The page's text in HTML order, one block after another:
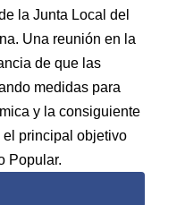
la Junta Local del
Una reunión en la
de que las
medidas para
y la consiguiente
principal objetivo
Popular.